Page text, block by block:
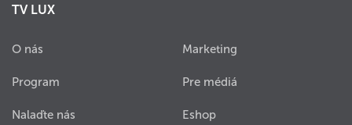
TV LUX
O nás
Program
Nalaďte nás
Marketing
Pre médiá
Eshop